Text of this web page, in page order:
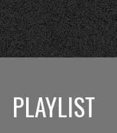
PLAYLIST